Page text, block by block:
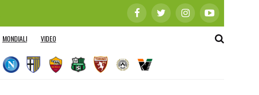
MONDIALI VIDEO